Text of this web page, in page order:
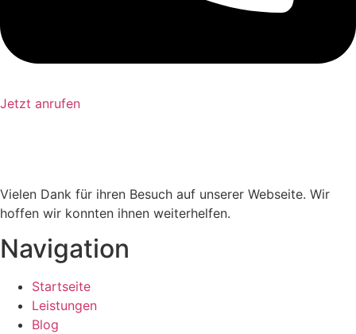
Jetzt anrufen
Vielen Dank für ihren Besuch auf unserer Webseite. Wir
hoffen wir konnten ihnen weiterhelfen.
Navigation
Startseite
Leistungen
Blog